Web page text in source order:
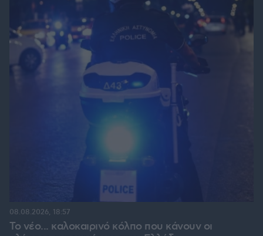
Το νέο... καλοκαιρινό κόλπο που κάνουν οι
08.08.2026, 18:57